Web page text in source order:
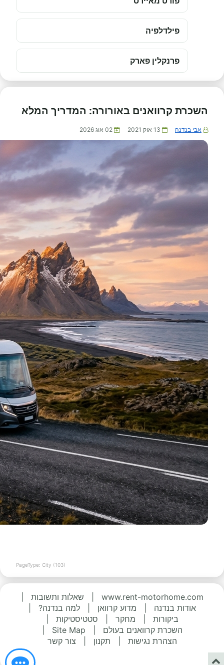
פילדלפיה
פרנקלין פארק
השכרת קרוואנים באורורה: המדריך המלא
אבי בנדנה 13 אוק 2021 02 אוג 2026
PageType: City (103)
www.rent-motorhome.com שאלות ותשובות
אודות בנדנה
מדוע קרוואן למה בנדנה?
ביקורות
מחקר סטטיסטיקות
השכרת קרוואנים בעולם
Site Map
הצהרת נגישות
תקנון צור קשר